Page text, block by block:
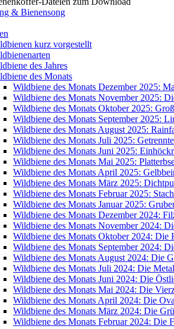
& Bienensong
kurz vorgestellt
des Jahres
des Monats
Wildbiene des Monats Dezember 2025:
Wildbiene des Monats November 2025:
Wildbiene des Monats Oktober 2025:
Wildbiene des Monats September 2025:
Wildbiene des Monats August 2025:
Wildbiene des Monats Juli 2025:
Wildbiene des Monats Juni 2025:
Wildbiene des Monats Mai 2025:
Wildbiene des Monats April 2025:
Wildbiene des Monats März 2025:
Wildbiene des Monats Februar 2025:
Wildbiene des Monats Januar 2025:
Wildbiene des Monats Dezember 2024:
Wildbiene des Monats November 2024:
Wildbiene des Monats Oktober 2024: Die
Wildbiene des Monats September 2024:
Wildbiene des Monats August 2024: Die
Wildbiene des Monats Juli 2024: Die
Wildbiene des Monats Juni 2024: Die
Wildbiene des Monats Mai 2024: Die
Wildbiene des Monats April 2024: Die
Wildbiene des Monats März 2024: Die
Wildbiene des Monats Februar 2024: Die